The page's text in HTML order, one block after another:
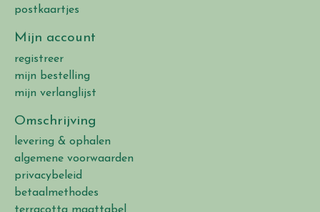
postkaartjes
Mijn account
registreer
mijn bestelling
mijn verlanglijst
Omschrijving
levering & ophalen
algemene voorwaarden
privacybeleid
betaalmethodes